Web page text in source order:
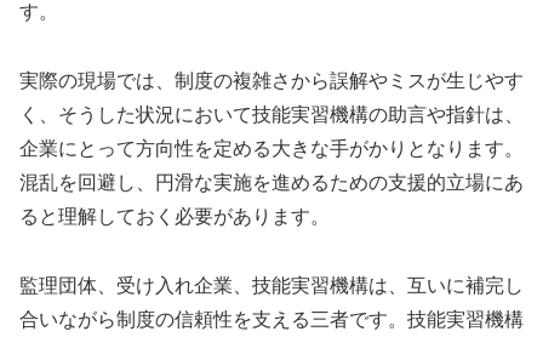
す。
実際の現場では、制度の複雑さから誤解やミスが生じやす
く、そうした状況において技能実習機構の助言や指針は、
企業にとって方向性を定める大きな手がかりとなります。
混乱を回避し、円滑な実施を進めるための支援的立場にあ
ると理解しておく必要があります。
監理団体、受け入れ企業、技能実習機構は、互いに補完し
合いながら制度の信頼性を支える三者です。技能実習機構